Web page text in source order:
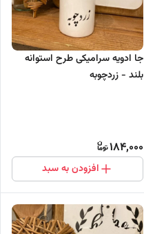
جا ادویه سرامیکی طرح استوانه
بلند - زردچوبه
184,000
افزودن به سبد